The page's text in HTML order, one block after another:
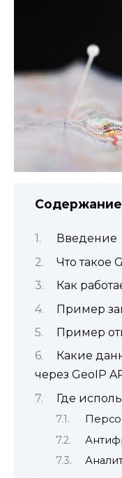
Содержание
Введение
Что такое
Как
Пример
Пример
Какие
через GeoIP
Где